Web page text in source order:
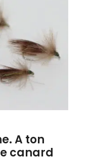
A ton
canard